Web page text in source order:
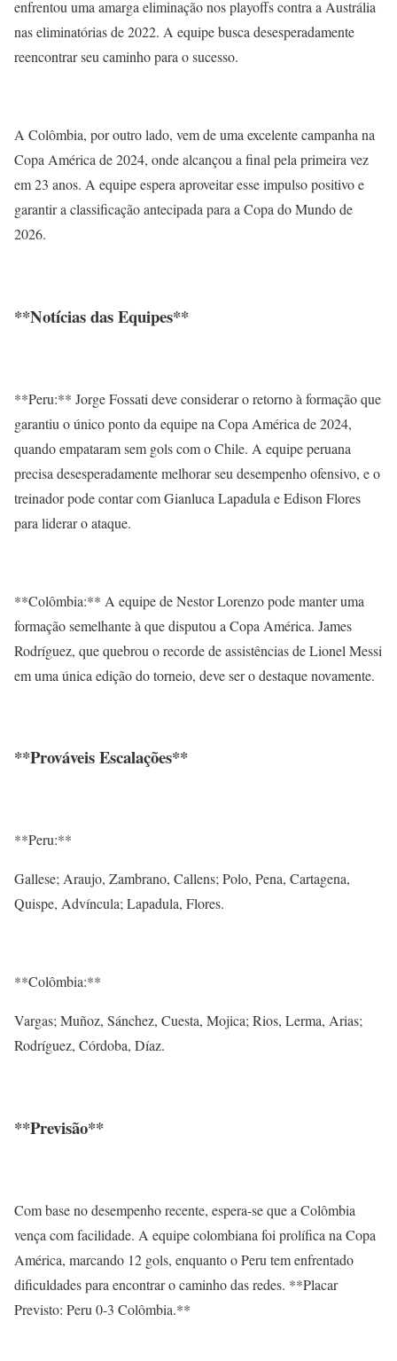
enfrentou uma amarga eliminação nos playoffs contra a Austrália
nas eliminatórias de 2022. A equipe busca desesperadamente
reencontrar seu caminho para o sucesso.
A Colômbia, por outro lado, vem de uma excelente campanha na
Copa América de 2024, onde alcançou a final pela primeira vez
em 23 anos. A equipe espera aproveitar esse impulso positivo e
garantir a classificação antecipada para a Copa do Mundo de
2026.
**Notícias das Equipes**
**Peru:** Jorge Fossati deve considerar o retorno à formação que
garantiu o único ponto da equipe na Copa América de 2024,
quando empataram sem gols com o Chile. A equipe peruana
precisa desesperadamente melhorar seu desempenho ofensivo, e o
treinador pode contar com Gianluca Lapadula e Edison Flores
para liderar o ataque.
**Colômbia:** A equipe de Nestor Lorenzo pode manter uma
formação semelhante à que disputou a Copa América. James
Rodríguez, que quebrou o recorde de assistências de Lionel Messi
em uma única edição do torneio, deve ser o destaque novamente.
**Prováveis Escalações**
**Peru:**
Gallese; Araujo, Zambrano, Callens; Polo, Pena, Cartagena,
Quispe, Advíncula; Lapadula, Flores.
**Colômbia:**
Vargas; Muñoz, Sánchez, Cuesta, Mojica; Rios, Lerma, Arias;
Rodríguez, Córdoba, Díaz.
**Previsão**
Com base no desempenho recente, espera-se que a Colômbia
vença com facilidade. A equipe colombiana foi prolífica na Copa
América, marcando 12 gols, enquanto o Peru tem enfrentado
dificuldades para encontrar o caminho das redes. **Placar
Previsto: Peru 0-3 Colômbia.**